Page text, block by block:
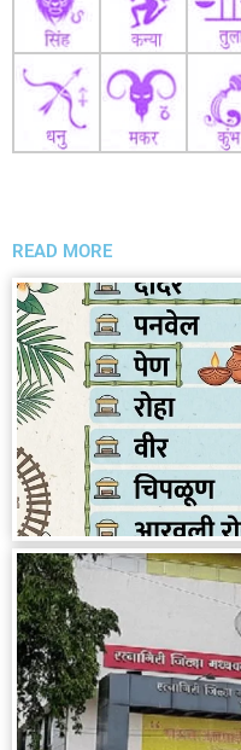
READ MORE